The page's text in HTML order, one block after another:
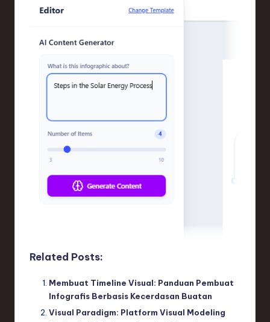
Related Posts:
Membuat Timeline Visual: Panduan Pembuat
Infografis Berbasis Kecerdasan Buatan
Visual Paradigm: Platform Visual Modeling